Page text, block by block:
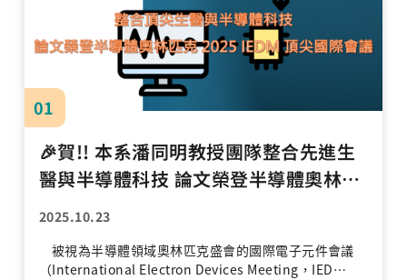
01
🎉賀!! 本系潘同明教授團隊整合先進生
醫與半導體科技 論文榮登半導體奧林匹
克 2025 IEDM 頂尖國際會議
2025.10.23
被視為半導體領域奧林匹克盛會的國際電子元件會議
（International Electron Devices Meeting，IED